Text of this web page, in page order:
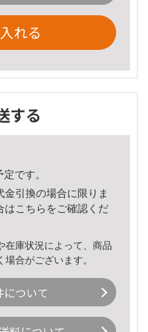
れる
する
です。
引換の場合に限りま
はこちら をご確認くだ
庫状況によって、商品
合がございます。
ついて